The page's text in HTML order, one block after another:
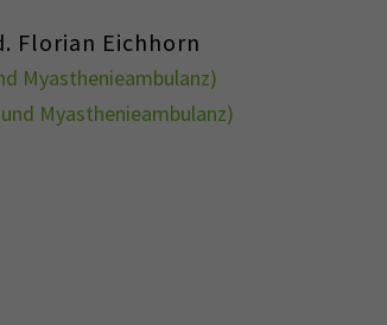
Florian Eichhorn
Myasthenieambulanz)
Myasthenieambulanz)